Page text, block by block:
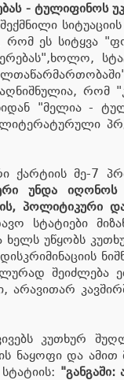
- ტუ­ლი­ფი­ნოს
რომ ეს სიტყ­ვა
რომ
"მე­ლია -
ქარტიის მე-7
უნდა იღონოს
პოლიტიკური
სტატიები
ხელს უწყობს
შეიძლება
კუთხურ
ნაყოფი და